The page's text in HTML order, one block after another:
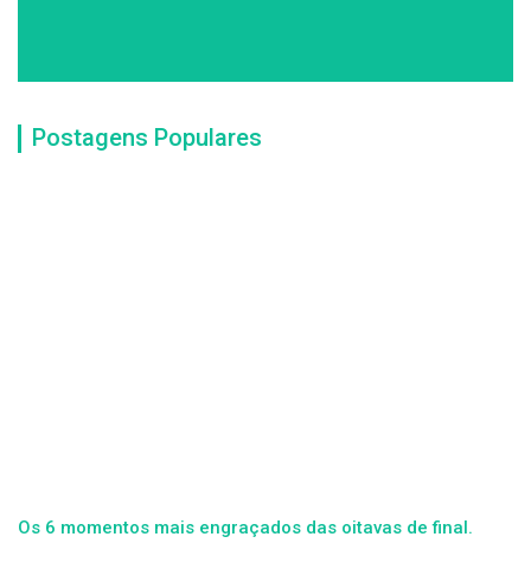
Postagens Populares
Os 6 momentos mais engraçados das oitavas de final.